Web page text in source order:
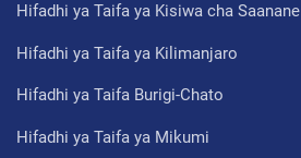
Hifadhi ya Taifa ya Kisiwa cha Saanane
Hifadhi ya Taifa ya Kilimanjaro
Hifadhi ya Taifa Burigi-Chato
Hifadhi ya Taifa ya Mikumi